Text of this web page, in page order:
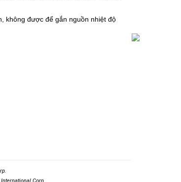
không được để gắn nguồn nhiệt độ